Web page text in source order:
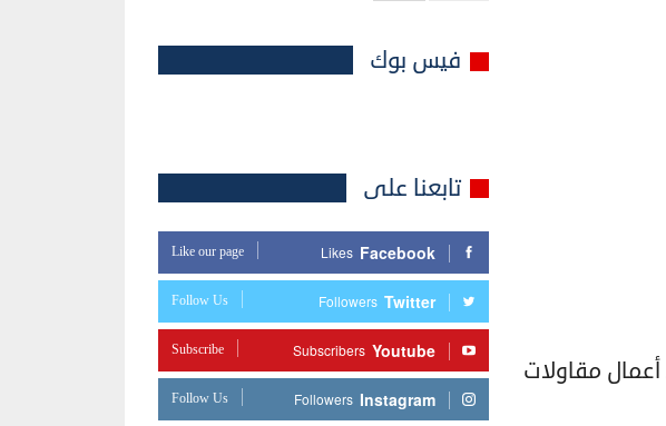
مقاولات
فيس بوك
تابعنا على
Facebook
Likes
Like our page
Twitter
Followers
Follow Us
Youtube
Subscribers
Subscribe
Instagram
Followers
Follow Us